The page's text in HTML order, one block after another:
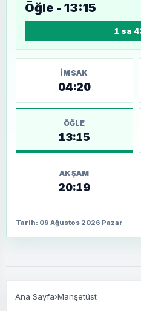
Öğle - 13:15
1 sa
İMSAK
04:20
ÖĞLE
13:15
AKŞAM
20:19
Tarih: 09 Ağustos 2026 Pazar
Ana Sayfa›Manşetüst